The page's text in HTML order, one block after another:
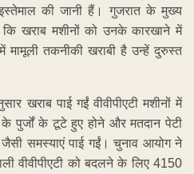
की जानी हैं। गुजरात के मुख्य
खराब मशीनों को उनके कारखाने में
मामूली तकनीकी खराबी है उन्हें दुरुस्त
खराब पाई गईं वीवीपीएटी मशीनों में
पुर्जों के टूटे हुए होने और मतदान पेटी
समस्याएं पाई गईं। चुनाव आयोग ने
वीवीपीएटी को बदलने के लिए 4150